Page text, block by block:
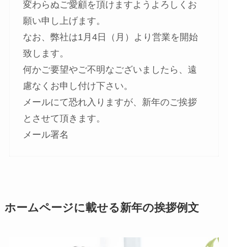
変わらぬご愛顧を頂けますようよろしくお
願い申し上げます。
なお、弊社は1月4日（月）より営業を開始
致します。
何かご要望やご不明なございましたら、遠
慮なくお申し付け下さい。
メールにて恐れ入りますが、新年のご挨拶
とさせて頂きます。
メール署名
ホームページに載せる新年の挨拶例文